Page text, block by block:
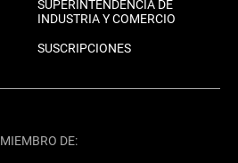
SUPERINTENDENCIA DE
INDUSTRIA Y COMERCIO
SUSCRIPCIONES
MIEMBRO DE: